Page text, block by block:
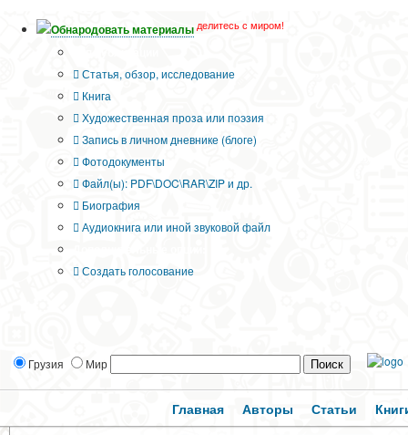
Обнародовать материалы делитесь с миром!
Статья, обзор, исследование
Книга
Художественная проза или поэзия
Запись в личном дневнике (блоге)
Фотодокументы
Файл(ы): PDF\DOC\RAR\ZIP и др.
Биография
Аудиокнига или иной звуковой файл
Создать голосование
Грузия Мир
Главная Авторы Статьи